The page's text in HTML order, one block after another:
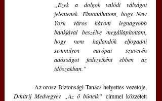
„Ezek a dolgok valódi válságot
jelentenek. Elmondhatom, hogy New
York város három legnagyobb
bankjával beszélve megállapítottam,
hogy nem hajlandók elfogadni
semmilyen európai szuverén
adósságot fedezetként ebben az
időszakban.”
Dmitrij Medvegyev „Az ő bűneik”